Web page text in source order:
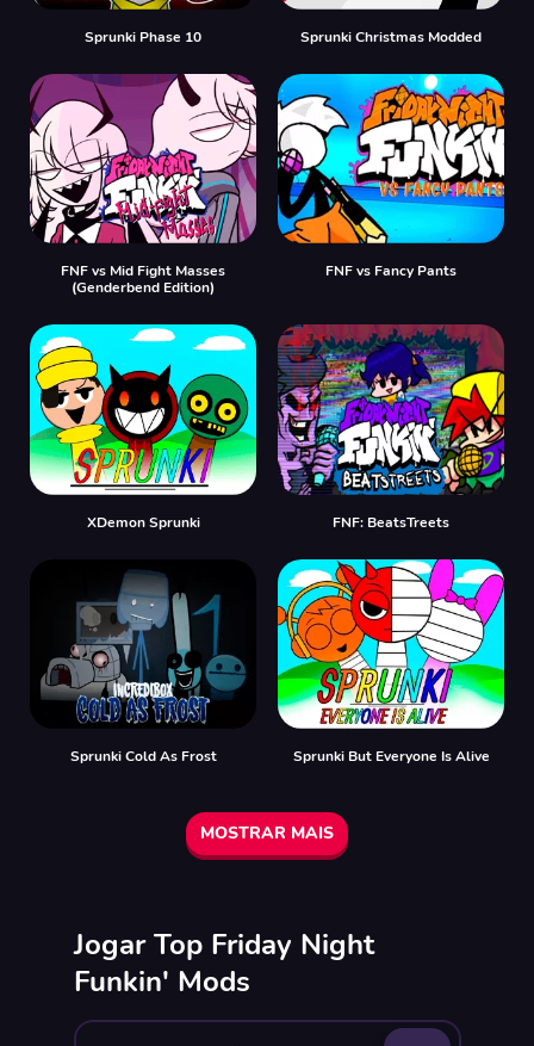
Sprunki Phase 10 Sprunki Christmas Modded
FNF vs Mid Fight Masses
(Genderbend Edition)
FNF vs Fancy Pants
XDemon Sprunki FNF: BeatsTreets
Sprunki Cold As Frost Sprunki But Everyone Is Alive
MOSTRAR MAIS
Jogar Top Friday Night
Funkin' Mods